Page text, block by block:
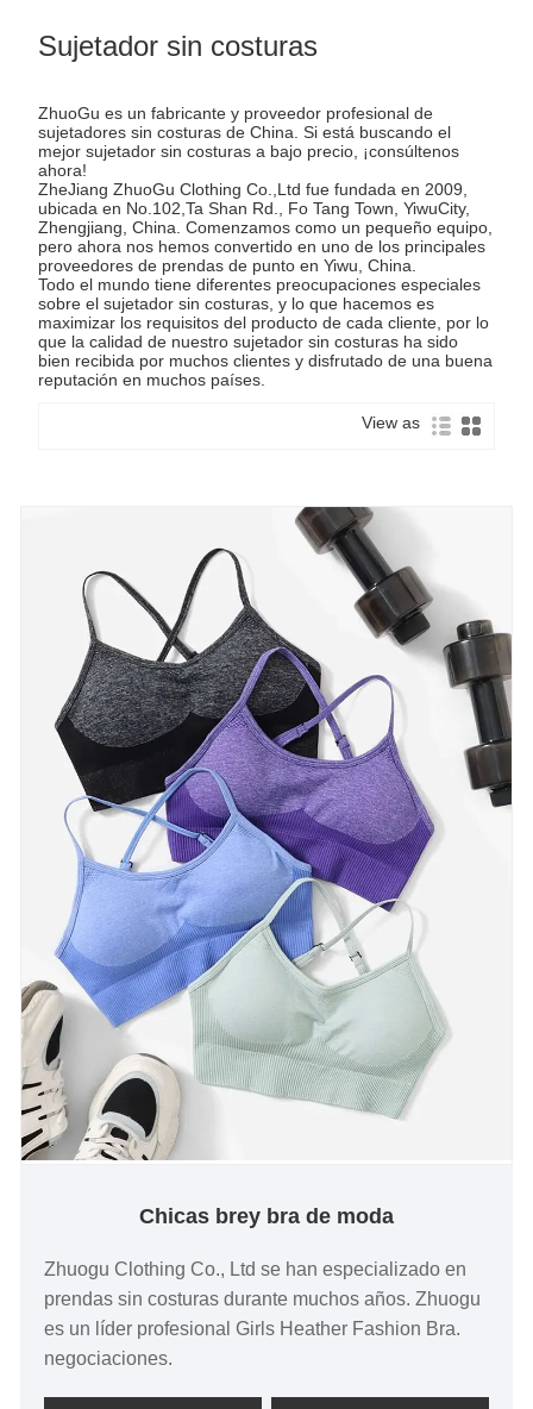
Sujetador sin costuras
ZhuoGu es un fabricante y proveedor profesional de
sujetadores sin costuras de China. Si está buscando el
mejor sujetador sin costuras a bajo precio, ¡consúltenos
ahora!
ZheJiang ZhuoGu Clothing Co.,Ltd fue fundada en 2009,
ubicada en No.102,Ta Shan Rd., Fo Tang Town, YiwuCity,
Zhengjiang, China. Comenzamos como un pequeño equipo,
pero ahora nos hemos convertido en uno de los principales
proveedores de prendas de punto en Yiwu, China.
Todo el mundo tiene diferentes preocupaciones especiales
sobre el sujetador sin costuras, y lo que hacemos es
maximizar los requisitos del producto de cada cliente, por lo
que la calidad de nuestro sujetador sin costuras ha sido
bien recibida por muchos clientes y disfrutado de una buena
reputación en muchos países.
View as
Chicas brey bra de moda
Zhuogu Clothing Co., Ltd se han especializado en
prendas sin costuras durante muchos años. Zhuogu
es un líder profesional Girls Heather Fashion Bra.
negociaciones.